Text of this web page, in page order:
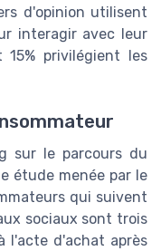
d'opinion utilisent
interagir avec leur
15% privilégient les
sur le parcours du
étude menée par le
qui suivent
sociaux sont trois
l'acte d'achat après